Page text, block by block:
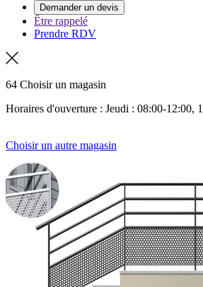
Demander un devis
Être rappelé
Prendre RDV
64 Choisir un magasin
Horaires d'ouverture : Jeudi : 08:00-12:00,
Choisir un autre magasin